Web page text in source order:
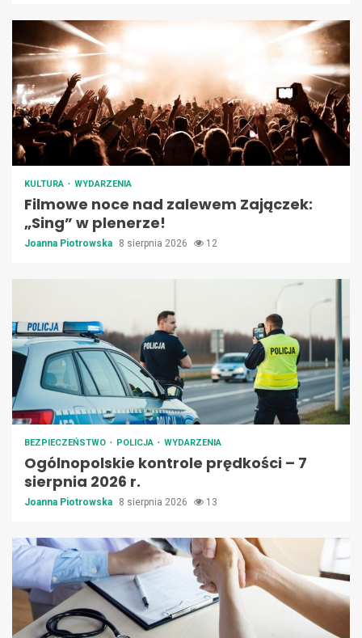
KULTURA WYDARZENIA
Filmowe noce nad zalewem Zajączek:
„Sing” w plenerze!
Joanna Piotrowska 8 sierpnia 2026 12
BEZPIECZEŃSTWO POLICJA WYDARZENIA
Ogólnopolskie kontrole prędkości – 7
sierpnia 2026 r.
Joanna Piotrowska 8 sierpnia 2026 13